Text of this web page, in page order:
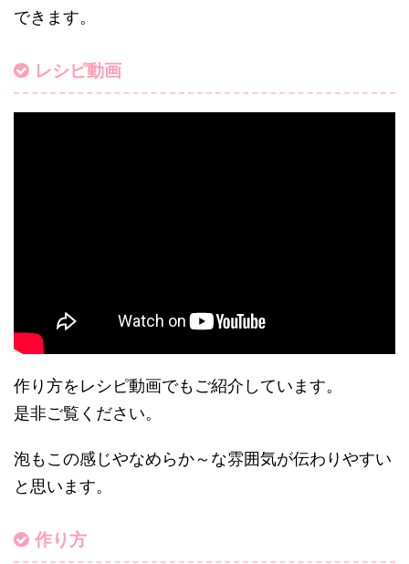
できます。
レシピ動画
作り方をレシピ動画でもご紹介しています。
是非ご覧ください。
泡もこの感じやなめらか～な雰囲気が伝わりやすい
と思います。
作り方